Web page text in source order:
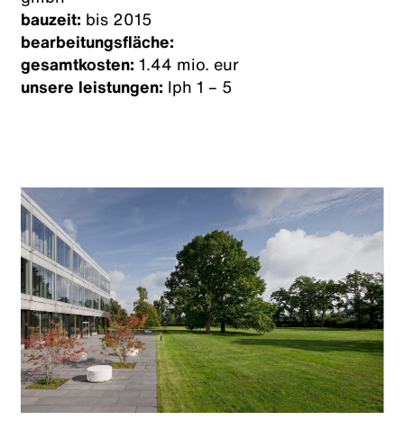
bauzeit: bis 2015
bearbeitungsfläche:
gesamtkosten: 1.44 mio. eur
unsere leistungen: lph 1 – 5